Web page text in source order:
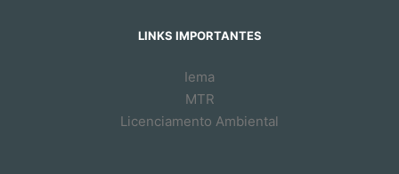
LINKS IMPORTANTES
Iema
MTR
Licenciamento Ambiental